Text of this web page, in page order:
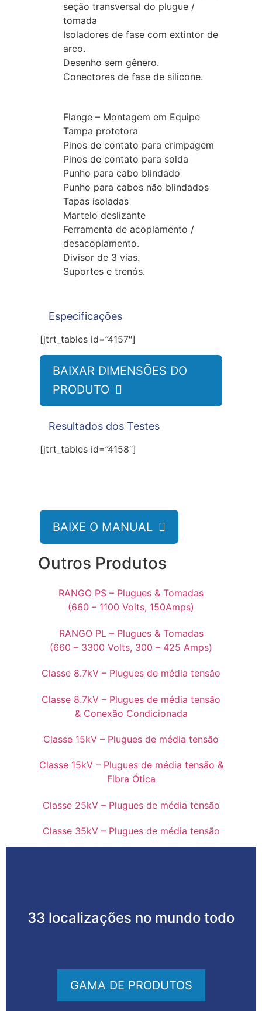
seção transversal do plugue /
tomada
Isoladores de fase com extintor de
arco.
Desenho sem gênero.
Conectores de fase de silicone.
Flange – Montagem em Equipe
Tampa protetora
Pinos de contato para crimpagem
Pinos de contato para solda
Punho para cabo blindado
Punho para cabos não blindados
Tapas isoladas
Martelo deslizante
Ferramenta de acoplamento /
desacoplamento.
Divisor de 3 vias.
Suportes e trenós.
Especificações
[jtrt_tables id=”4157″]
BAIXAR DIMENSÕES DO
PRODUTO 
Resultados dos Testes
[jtrt_tables id=”4158″]
BAIXE O MANUAL 
Outros Produtos
RANGO PS – Plugues & Tomadas
(660 – 1100 Volts, 150Amps)
RANGO PL – Plugues & Tomadas
(660 – 3300 Volts, 300 – 425 Amps)
Classe 8.7kV – Plugues de média tensão
Classe 8.7kV – Plugues de média tensão
& Conexão Condicionada
Classe 15kV – Plugues de média tensão
Classe 15kV – Plugues de média tensão &
Fibra Ótica
Classe 25kV – Plugues de média tensão
Classe 35kV – Plugues de média tensão
33 localizações no mundo todo
GAMA DE PRODUTOS